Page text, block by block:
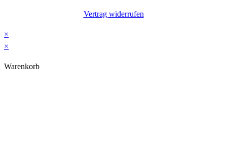
Vertrag widerrufen
×
×
Warenkorb